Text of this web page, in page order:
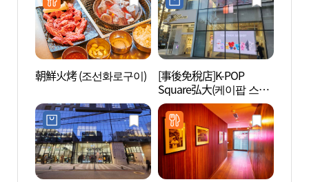
朝鮮火烤 (조선화로구이)
[事後免稅店]K-POP
Square弘大(케이팝 스퀘
어 홍대)